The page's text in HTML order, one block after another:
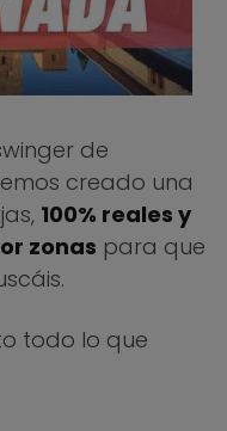
de
creado una
100% reales y
zonas para que
todo lo que